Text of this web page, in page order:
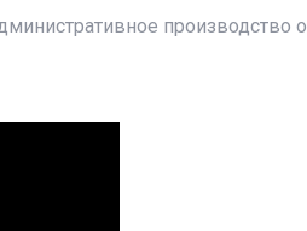
производство о